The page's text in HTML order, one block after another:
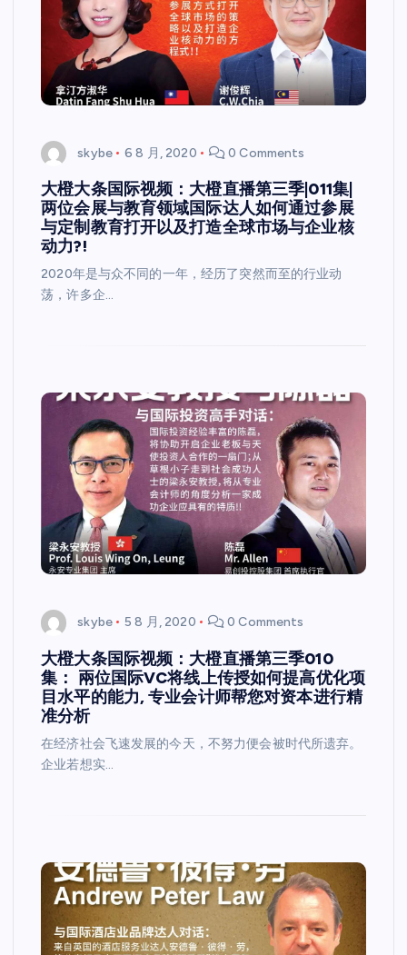
skybe 6 8 月, 2020 0 Comments
大橙大条国际视频：大橙直播第三季|011集|
两位会展与教育领域国际达人如何通过参展
与定制教育打开以及打造全球市场与企业核
动力?!
2020年是与众不同的一年，经历了突然而至的行业动
荡，许多企…
skybe 5 8 月, 2020 0 Comments
大橙大条国际视频：大橙直播第三季010
集： 兩位国际VC将线上传授如何提高优化项
目水平的能力, 专业会计师帮您对资本进行精
准分析
在经济社会飞速发展的今天，不努力便会被时代所遗弃。
企业若想实…